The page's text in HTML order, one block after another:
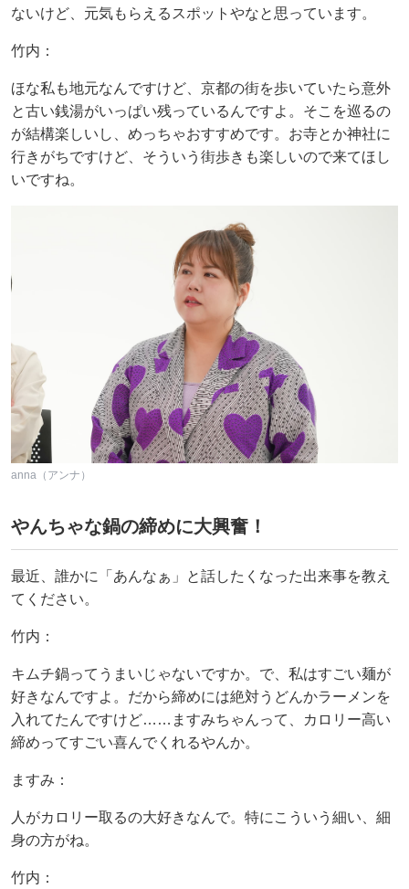
ないけど、元気もらえるスポットやなと思っています。
竹内：
ほな私も地元なんですけど、京都の街を歩いていたら意外
と古い銭湯がいっぱい残っているんですよ。そこを巡るの
が結構楽しいし、めっちゃおすすめです。お寺とか神社に
行きがちですけど、そういう街歩きも楽しいので来てほし
いですね。
anna（アンナ）
やんちゃな鍋の締めに大興奮！
最近、誰かに「あんなぁ」と話したくなった出来事を教え
てください。
竹内：
キムチ鍋ってうまいじゃないですか。で、私はすごい麺が
好きなんですよ。だから締めには絶対うどんかラーメンを
入れてたんですけど……ますみちゃんって、カロリー高い
締めってすごい喜んでくれるやんか。
ますみ：
人がカロリー取るの大好きなんで。特にこういう細い、細
身の方がね。
竹内：